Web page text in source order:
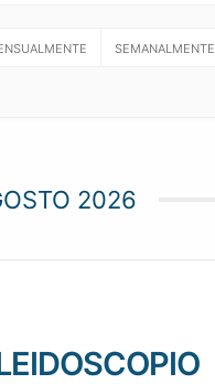
SEMANALMENTE
2026